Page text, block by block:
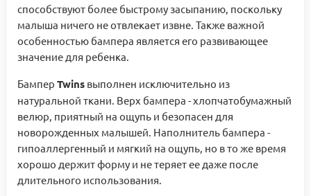
способствуют более быстрому засыпанию, поскольку
малыша ничего не отвлекает извне. Также важной
особенностью бампера является его развивающее
значение для ребенка.
Бампер Twins выполнен исключительно из
натуральной ткани. Верх бампера - хлопчатобумажный
велюр, приятный на ощупь и безопасен для
новорожденных малышей. Наполнитель бампера -
гипоаллергенный и мягкий на ощупь, но в то же время
хорошо держит форму и не теряет ее даже после
длительного использования.